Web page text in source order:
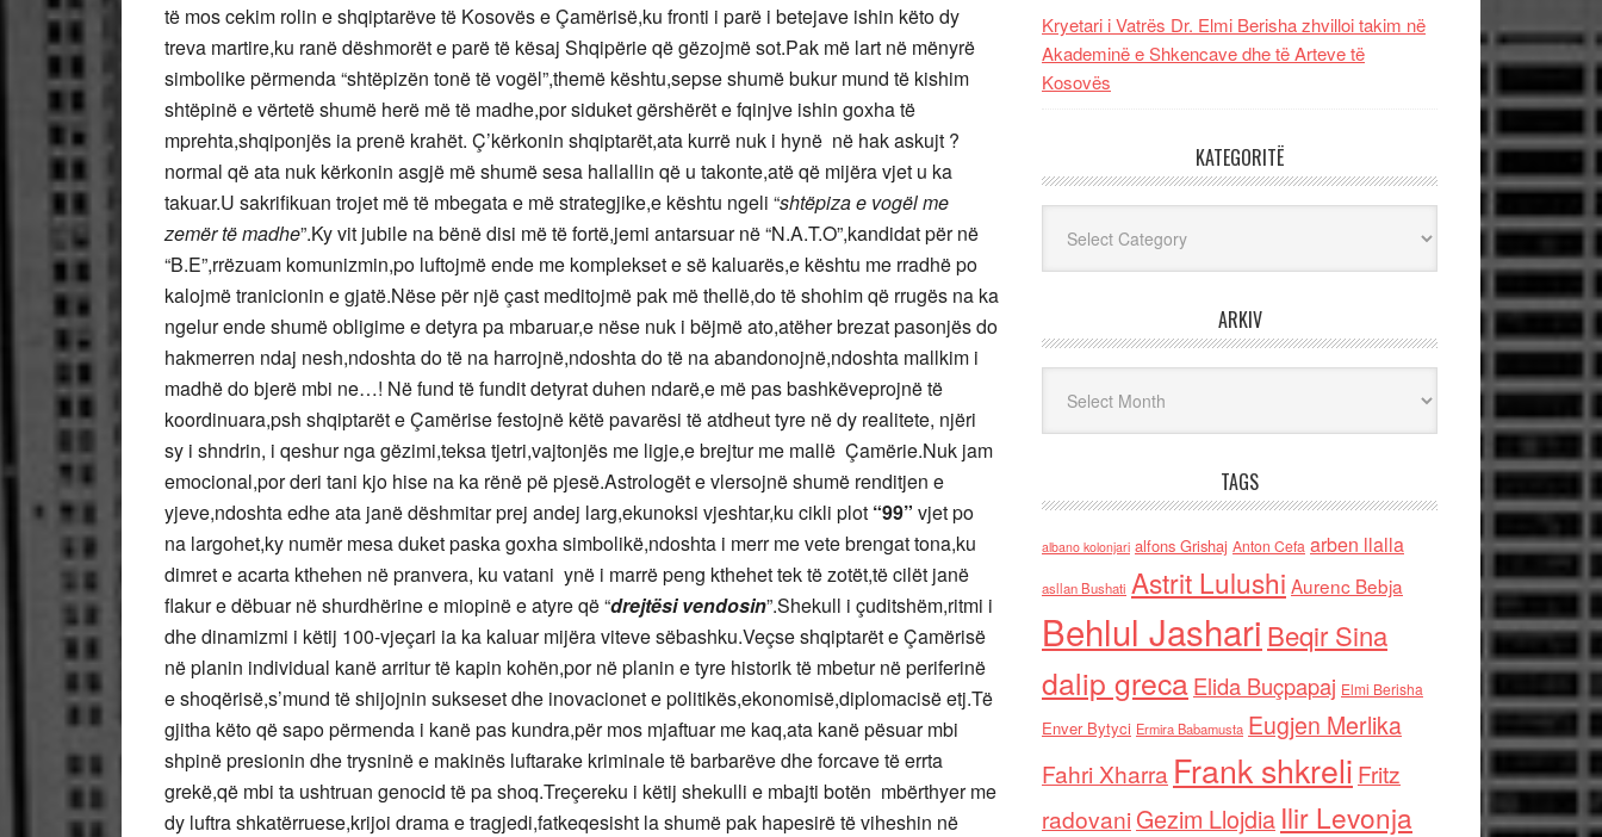
të mos cekim rolin e shqiptarëve të Kosovës e Çamërisë,ku fronti i parë i betejave ishin këto dy
treva martire,ku ranë dëshmorët e parë të kësaj Shqipërie që gëzojmë sot.Pak më lart në mënyrë
simbolike përmenda “shtëpizën tonë të vogël”,themë kështu,sepse shumë bukur mund të kishim
shtëpinë e vërtetë shumë herë më të madhe,por siduket gërshërët e fqinjve ishin goxha të
mprehta,shqiponjës ia prenë krahët. Ç’kërkonin shqiptarët,ata kurrë nuk i hynë në hak askujt ?
normal që ata nuk kërkonin asgjë më shumë sesa hallallin që u takonte,atë që mijëra vjet u ka
takuar.U sakrifikuan trojet më të mbegata e më strategjike,e kështu ngeli “shtëpiza e vogël me
zemër të madhe”.Ky vit jubile na bënë disi më të fortë,jemi antarsuar në “N.A.T.O”,kandidat për në
“B.E”,rrëzuam komunizmin,po luftojmë ende me komplekset e së kaluarës,e kështu me rradhë po
kalojmë tranicionin e gjatë.Nëse për një çast meditojmë pak më thellë,do të shohim që rrugës na ka
ngelur ende shumë obligime e detyra pa mbaruar,e nëse nuk i bëjmë ato,atëher brezat pasonjës do
hakmerren ndaj nesh,ndoshta do të na harrojnë,ndoshta do të na abandonojnë,ndoshta mallkim i
madhë do bjerë mbi ne…! Në fund të fundit detyrat duhen ndarë,e më pas bashkëveprojnë të
koordinuara,psh shqiptarët e Çamërise festojnë këtë pavarësi të atdheut tyre në dy realitete, njëri
sy i shndrin, i qeshur nga gëzimi,teksa tjetri,vajtonjës me ligje,e brejtur me mallë Çamërie.Nuk jam
emocional,por deri tani kjo hise na ka rënë pë pjesë.Astrologët e vlersojnë shumë renditjen e
yjeve,ndoshta edhe ata janë dëshmitar prej andej larg,ekunoksi vjeshtar,ku cikli plot “99” vjet po
na largohet,ky numër mesa duket paska goxha simbolikë,ndoshta i merr me vete brengat tona,ku
dimret e acarta kthehen në pranvera, ku vatani ynë i marrë peng kthehet tek të zotët,të cilët janë
flakur e dëbuar në shurdhërine e miopinë e atyre që “drejtësi vendosin”.Shekull i çuditshëm,ritmi i
dhe dinamizmi i këtij 100-vjeçari ia ka kaluar mijëra viteve sëbashku.Veçse shqiptarët e Çamërisë
në planin individual kanë arritur të kapin kohën,por në planin e tyre historik të mbetur në periferinë
e shoqërisë,s’mund të shijojnin sukseset dhe inovacionet e politikës,ekonomisë,diplomacisë etj.Të
gjitha këto që sapo përmenda i kanë pas kundra,për mos mjaftuar me kaq,ata kanë pësuar mbi
shpinë presionin dhe trysninë e makinës luftarake kriminale të barbarëve dhe forcave të errta
grekë,që mbi ta ushtruan genocid të pa shoq.Treçereku i këtij shekulli e mbajti botën mbërthyer me
dy luftra shkatërruese,krijoi drama e tragjedi,fatkeqesisht la shumë pak hapesirë të viheshin në
Kryetari i Vatrës Dr. Elmi Berisha zhvilloi takim në
Akademinë e Shkencave dhe të Arteve të
Kosovës
KATEGORITË
ARKIV
TAGS
albano kolonjari alfons Grishaj Anton Cefa arben llalla
asllan Bushati Astrit Lulushi Aurenc Bebja
Behlul Jashari Beqir Sina
dalip grecaElida Buçpapaj Elmi Berisha
Enver Bytyci Ermira Babamusta Eugjen Merlika
Fahri Xharra Frank shkreli Fritz
radovaniGezim Llojdia Ilir Levonja